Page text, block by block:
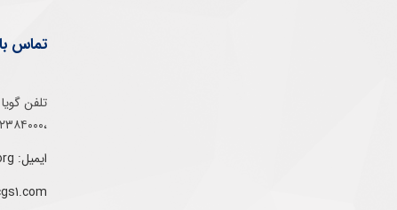
تماس
،۰۲۱۵۲۳۸۴۰۰۰
ایمیل: info@gs1-ir.org